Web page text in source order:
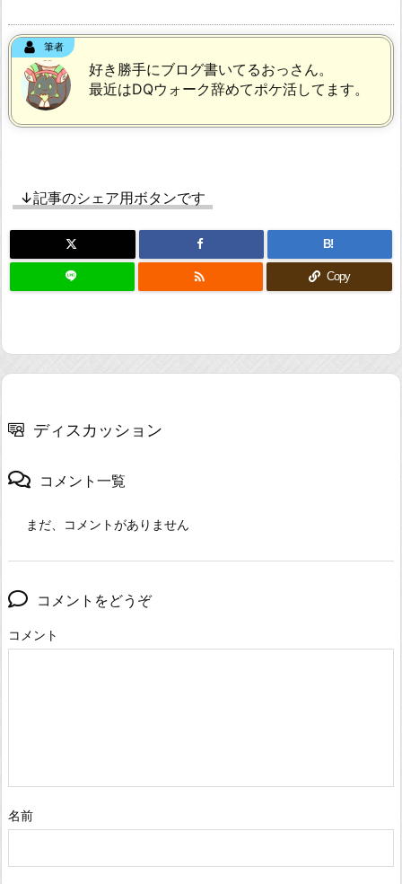
筆者
好き勝手にブログ書いてるおっさん。
最近はDQウォーク辞めてポケ活してます。
↓記事のシェア用ボタンです
B!
 Copy
ディスカッション
コメント一覧
まだ、コメントがありません
コメントをどうぞ
コメント
名前